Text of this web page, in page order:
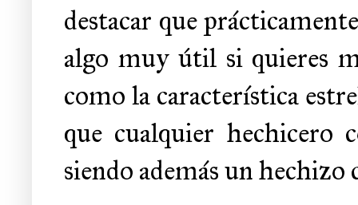
destacar que
algo muy útil si quieres
como la característica
que cualquier hechicero
siendo además un